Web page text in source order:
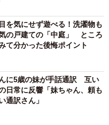
を気にせず遊べる！洗濯物も
の戸建ての「中庭」 ところ
て分かった後悔ポイント
に5歳の妹が手話通訳 互い
日常に反響「妹ちゃん、頼も
通訳さん」